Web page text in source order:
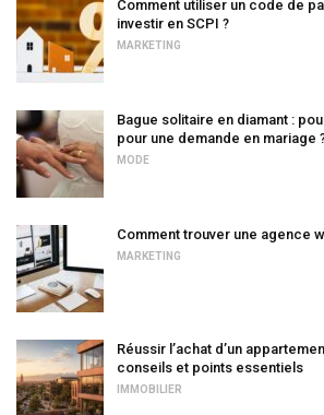
Comment utiliser un code de
investir en SCPI ?
MARKETING
Bague solitaire en diamant :
pour une demande en mariage
MODE
Comment trouver une agence
MARKETING
Réussir l’achat d’un
conseils et points essentiels
IMMOBILIER